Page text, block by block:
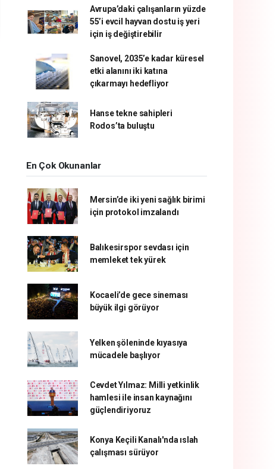
Avrupa’daki çalışanların yüzde
55’i evcil hayvan dostu iş yeri
için iş değiştirebilir
Sanovel, 2035’e kadar küresel
etki alanını iki katına
çıkarmayı hedefliyor
Hanse tekne sahipleri
Rodos’ta buluştu
En Çok Okunanlar
Mersin’de iki yeni sağlık birimi
için protokol imzalandı
Balıkesirspor sevdası için
memleket tek yürek
Kocaeli’de gece sineması
büyük ilgi görüyor
Yelken şöleninde kıyasıya
mücadele başlıyor
Cevdet Yılmaz: Milli yetkinlik
hamlesi ile insan kaynağını
güçlendiriyoruz
Konya Keçili Kanalı'nda ıslah
çalışması sürüyor